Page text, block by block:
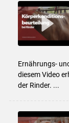
Ernährungs-
diesem Video
der Rinder. ...